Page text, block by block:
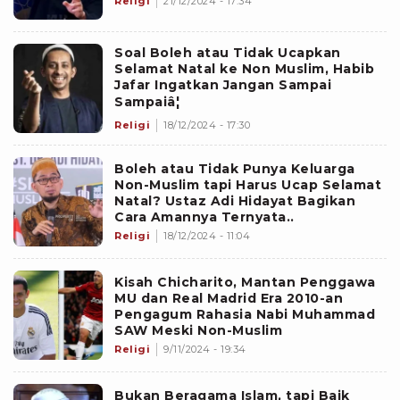
Soal Boleh atau Tidak Ucapkan
Selamat Natal ke Non Muslim, Habib
Jafar Ingatkan Jangan Sampai
Sampaiâ¦
Religi 18/12/2024 - 17:30
Boleh atau Tidak Punya Keluarga
Non-Muslim tapi Harus Ucap Selamat
Natal? Ustaz Adi Hidayat Bagikan
Cara Amannya Ternyata..
Religi 18/12/2024 - 11:04
Kisah Chicharito, Mantan Penggawa
MU dan Real Madrid Era 2010-an
Pengagum Rahasia Nabi Muhammad
SAW Meski Non-Muslim
Religi 9/11/2024 - 19:34
Bukan Beragama Islam, tapi Baik